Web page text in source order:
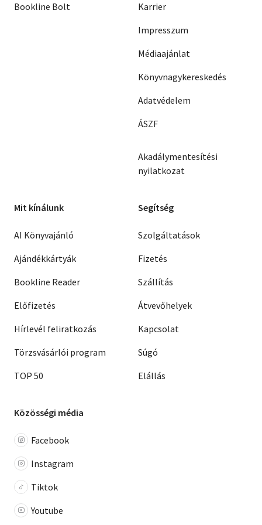
Bookline Bolt
Karrier
Impresszum
Médiaajánlat
Könyvnagykereskedés
Adatvédelem
ÁSZF
Akadálymentesítési
nyilatkozat
Mit kínálunk
AI Könyvajánló
Ajándékkártyák
Bookline Reader
Előfizetés
Hírlevél feliratkozás
Törzsvásárlói program
TOP 50
Segítség
Szolgáltatások
Fizetés
Szállítás
Átvevőhelyek
Kapcsolat
Súgó
Elállás
Közösségi média
Facebook
Instagram
Tiktok
Youtube